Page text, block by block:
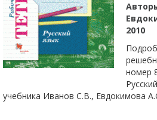
2010
номер
учебника Иванов С.В., Евдокимова